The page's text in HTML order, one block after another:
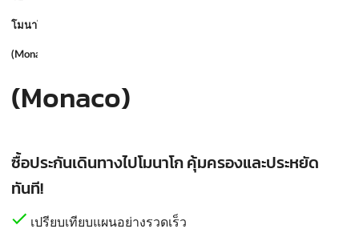
(Monaco)
ซื้อประกันเดินทางไปโมนาโก คุ้มครองและประหยัด
ทันที!
เปรียบเทียบแผนอย่างรวดเร็ว